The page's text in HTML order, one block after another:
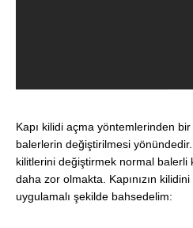
Kapı kilidi açma yöntemlerinden
balerlerin değiştirilmesi
kilitlerini değiştirmek normal balerli
daha zor olmakta. Kapınızın
uygulamalı şekilde bahsedelim: